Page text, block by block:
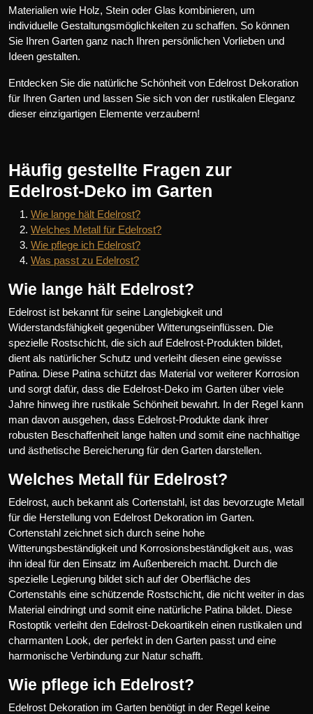
Materialien wie Holz, Stein oder Glas kombinieren, um
individuelle Gestaltungsmöglichkeiten zu schaffen. So können
Sie Ihren Garten ganz nach Ihren persönlichen Vorlieben und
Ideen gestalten.
Entdecken Sie die natürliche Schönheit von Edelrost Dekoration
für Ihren Garten und lassen Sie sich von der rustikalen Eleganz
dieser einzigartigen Elemente verzaubern!
Häufig gestellte Fragen zur
Edelrost-Deko im Garten
Wie lange hält Edelrost?
Welches Metall für Edelrost?
Wie pflege ich Edelrost?
Was passt zu Edelrost?
Wie lange hält Edelrost?
Edelrost ist bekannt für seine Langlebigkeit und
Widerstandsfähigkeit gegenüber Witterungseinflüssen. Die
spezielle Rostschicht, die sich auf Edelrost-Produkten bildet,
dient als natürlicher Schutz und verleiht diesen eine gewisse
Patina. Diese Patina schützt das Material vor weiterer Korrosion
und sorgt dafür, dass die Edelrost-Deko im Garten über viele
Jahre hinweg ihre rustikale Schönheit bewahrt. In der Regel kann
man davon ausgehen, dass Edelrost-Produkte dank ihrer
robusten Beschaffenheit lange halten und somit eine nachhaltige
und ästhetische Bereicherung für den Garten darstellen.
Welches Metall für Edelrost?
Edelrost, auch bekannt als Cortenstahl, ist das bevorzugte Metall
für die Herstellung von Edelrost Dekoration im Garten.
Cortenstahl zeichnet sich durch seine hohe
Witterungsbeständigkeit und Korrosionsbeständigkeit aus, was
ihn ideal für den Einsatz im Außenbereich macht. Durch die
spezielle Legierung bildet sich auf der Oberfläche des
Cortenstahls eine schützende Rostschicht, die nicht weiter in das
Material eindringt und somit eine natürliche Patina bildet. Diese
Rostoptik verleiht den Edelrost-Dekoartikeln einen rustikalen und
charmanten Look, der perfekt in den Garten passt und eine
harmonische Verbindung zur Natur schafft.
Wie pflege ich Edelrost?
Edelrost Dekoration im Garten benötigt in der Regel keine